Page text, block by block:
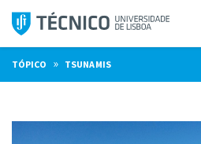
Saltar
para
o
conteúdo
TÓPICO » TSUNAMIS